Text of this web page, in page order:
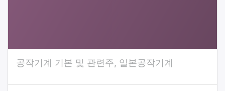
공작기계 기본 및 관련주, 일본공작기계